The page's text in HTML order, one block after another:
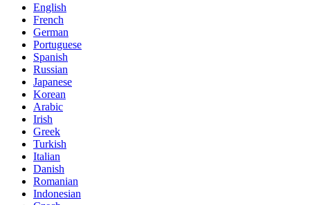
English
French
German
Portuguese
Spanish
Russian
Japanese
Korean
Arabic
Irish
Greek
Turkish
Italian
Danish
Romanian
Indonesian